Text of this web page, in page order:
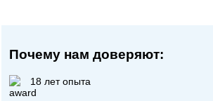
Почему нам доверяют:
18 лет опыта